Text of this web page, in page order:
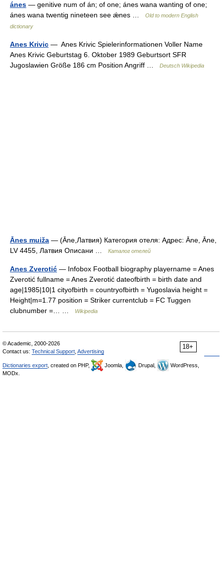
ánes — genitive num of án; of one; ánes wana wanting of one;
ánes wana twentig nineteen see ǽnes …
Old to modern English
dictionary
Anes Krivic — Anes Krivic Spielerinformationen Voller Name
Anes Krivic Geburtstag 6. Oktober 1989 Geburtsort SFR
Jugoslawien Größe 186 cm Position Angriff …
Deutsch Wikipedia
Ānes muiža — (Āne,Латвия) Категория отеля: Адрес: Āne, Āne,
LV 4455, Латвия Описани …
Каталог отелей
Anes Zverotić — Infobox Football biography playername = Anes
Zverotić fullname = Anes Zverotić dateofbirth = birth date and
age|1985|10|1 cityofbirth = countryofbirth = Yugoslavia height =
Height|m=1.77 position = Striker currentclub = FC Tuggen
clubnumber =… …
Wikipedia
18+
© Academic, 2000-2026
Contact us: Technical Support Advertising
Dictionaries export , created on PHP, Joomla, Drupal,
WordPress,
MODx.